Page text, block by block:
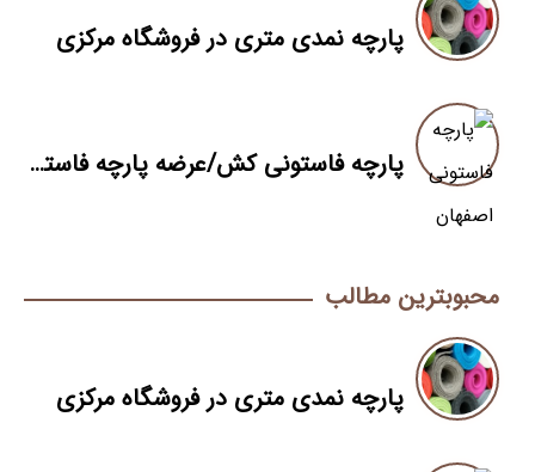
پارچه نمدی متری در فروشگاه مرکزی
پارچه فاستونی کش/عرضه پارچه فاستونی کش بصورت مستقیم
محبوبترین مطالب
پارچه نمدی متری در فروشگاه مرکزی